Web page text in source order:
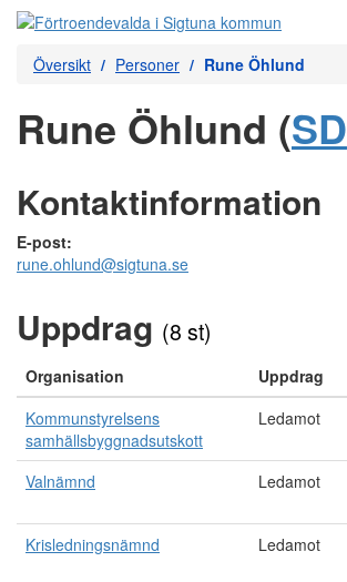
Översikt Personer Rune Öhlund
Rune Öhlund (SD
Kontaktinformation
E-post:
rune.ohlund@sigtuna.se
Uppdrag (8 st)
Organisation Uppdrag
Kommunstyrelsens
samhällsbyggnadsutskott
Ledamot
Valnämnd
Ledamot
Krisledningsnämnd
Ledamot